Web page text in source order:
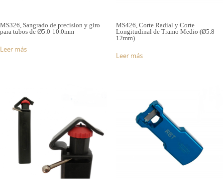
MS326, Sangrado de precision y giro
para tubos de Ø5.0-10.0mm
Leer más
MS426, Corte Radial y Corte
Longitudinal de Tramo Medio (Ø5.8-
12mm)
Leer más